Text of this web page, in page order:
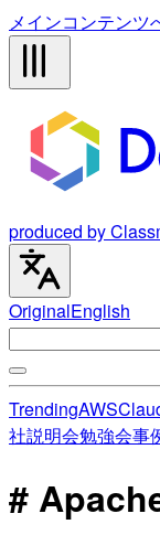
メインコンテンツ
produced by
OriginalEnglish
TrendingAWS
社説明会勉強会事
#